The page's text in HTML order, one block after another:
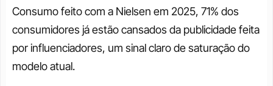
Consumo feito com a Nielsen em 2025, 71% dos
consumidores já estão cansados da publicidade feita
por influenciadores, um sinal claro de saturação do
modelo atual.